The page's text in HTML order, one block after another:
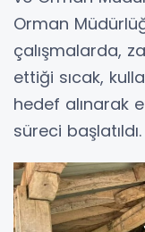
Orman
çalışmalarda,
ettiği sıcak,
hedef alınarak
süreci başlatıldı.